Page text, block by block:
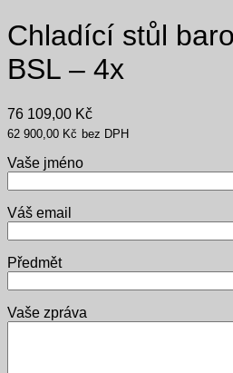
Chladící stůl
BSL – 4x
76 109,00 Kč
62 900,00 Kč bez DPH
Vaše jméno
Váš email
Předmět
Vaše zpráva